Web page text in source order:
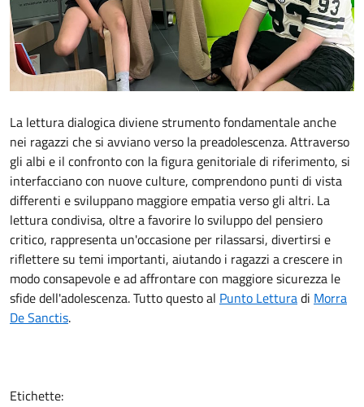
La lettura dialogica diviene strumento fondamentale anche
nei ragazzi che si avviano verso la preadolescenza. Attraverso
gli albi e il confronto con la figura genitoriale di riferimento, si
interfacciano con nuove culture, comprendono punti di vista
differenti e sviluppano maggiore empatia verso gli altri. La
lettura condivisa, oltre a favorire lo sviluppo del pensiero
critico, rappresenta un'occasione per rilassarsi, divertirsi e
riflettere su temi importanti, aiutando i ragazzi a crescere in
modo consapevole e ad affrontare con maggiore sicurezza le
sfide dell'adolescenza. Tutto questo al Punto Letturadi Morra
De Sanctis.
Etichette: